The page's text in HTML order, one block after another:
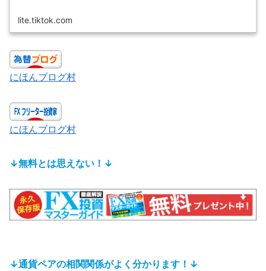
lite.tiktok.com
にほんブログ村
にほんブログ村
↓無料とは思えない！↓
↓通貨ペアの相関関係がよく分かります！↓